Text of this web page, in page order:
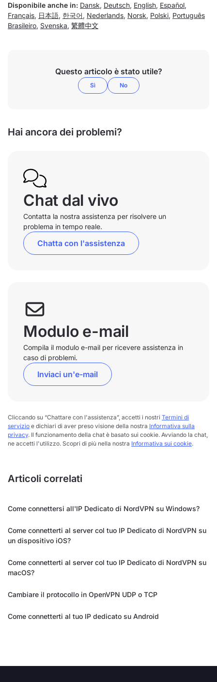
Disponibile anche in: Dansk, Deutsch, English, Español,
Français, 日本語, 한국어 , Nederlands, Norsk, Polski, Português
Brasileiro, Svenska, 繁體中文
Questo articolo è stato utile?
Sì No
Hai ancora dei problemi?
Chat dal vivo
Contatta la nostra assistenza per risolvere un
problema in tempo reale.
Chatta con l'assistenza
Modulo e-mail
Compila il modulo e-mail per ricevere assistenza in
caso di problemi.
Inviaci un'e-mail
Cliccando su “Chattare con l'assistenza”, accetti i nostri Termini di
servizio e dichiari di aver preso visione della nostra Informativa sulla
privacy. Il funzionamento della chat è basato sui cookie. Avviando la chat,
ne accetti l'utilizzo. Scopri di più nella nostra Informativa sui cookie.
Articoli correlati
Come connettersi all'IP Dedicato di NordVPN su Windows?
Come connetterti al server col tuo IP Dedicato di NordVPN su
un dispositivo iOS?
Come connetterti al server col tuo IP Dedicato di NordVPN su
macOS?
Cambiare il protocollo in OpenVPN UDP o TCP
Come connetterti al tuo IP dedicato su Android